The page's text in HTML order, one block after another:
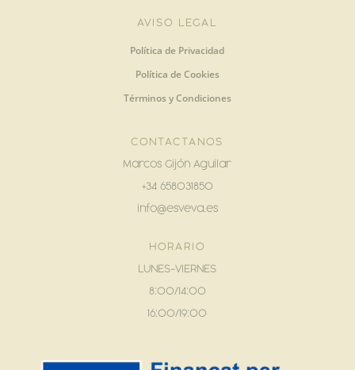
AVISO LEGAL
Política de Privacidad
Política de Cookies
Términos y Condiciones
CONTACTANOS
Marcos Gijón Aguilar
+34 658031850
info@esveva.es
HORARIO
LUNES-VIERNES
8:00/14:00
16:00/19:00